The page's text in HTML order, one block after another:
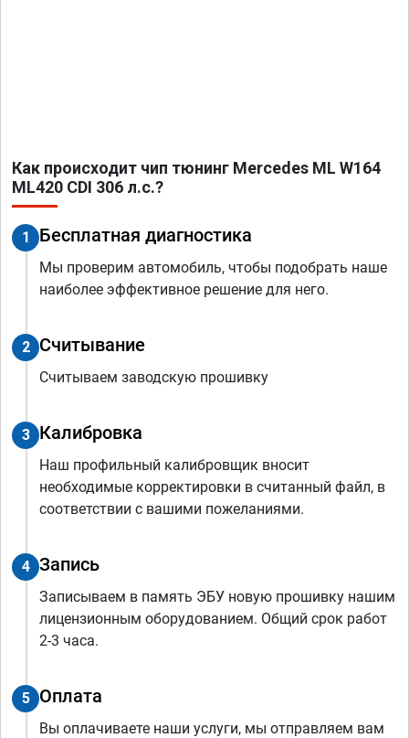
Как происходит чип тюнинг Mercedes ML W164
ML420 CDI 306 л.с.?
1 Бесплатная диагностика
Мы проверим автомобиль, чтобы подобрать наше
наиболее эффективное решение для него.
2 Считывание
Считываем заводскую прошивку
3 Калибровка
Наш профильный калибровщик вносит
необходимые корректировки в считанный файл, в
соответствии с вашими пожеланиями.
4 Запись
Записываем в память ЭБУ новую прошивку нашим
лицензионным оборудованием. Общий срок работ
2-3 часа.
5 Оплата
Вы оплачиваете наши услуги, мы отправляем вам